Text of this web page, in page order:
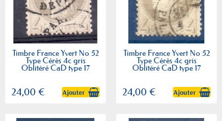
Timbre France Yvert No 52
Type Cérès 4c gris
Oblitéré CaD type 17
24,00 € Ajouter
Timbre France Yvert No 52
Type Cérès 4c gris
Oblitéré CaD type 17
24,00 € Ajouter